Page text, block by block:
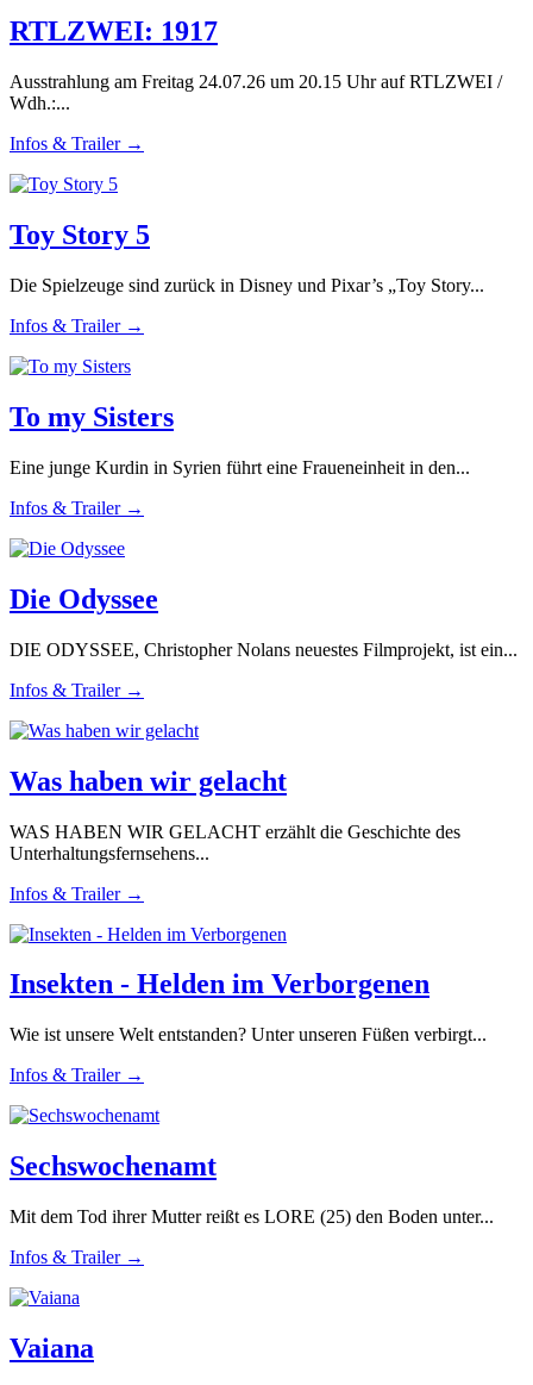
RTLZWEI: 1917
Ausstrahlung am Freitag 24.07.26 um 20.15 Uhr auf RTLZWEI /
Wdh.:...
Infos & Trailer →
Toy Story 5
Die Spielzeuge sind zurück in Disney und Pixar’s „Toy Story...
Infos & Trailer →
To my Sisters
Eine junge Kurdin in Syrien führt eine Fraueneinheit in den...
Infos & Trailer →
Die Odyssee
DIE ODYSSEE, Christopher Nolans neuestes Filmprojekt, ist ein...
Infos & Trailer →
Was haben wir gelacht
WAS HABEN WIR GELACHT erzählt die Geschichte des
Unterhaltungsfernsehens...
Infos & Trailer →
Insekten - Helden im Verborgenen
Wie ist unsere Welt entstanden? Unter unseren Füßen verbirgt...
Infos & Trailer →
Sechswochenamt
Mit dem Tod ihrer Mutter reißt es LORE (25) den Boden unter...
Infos & Trailer →
Vaiana